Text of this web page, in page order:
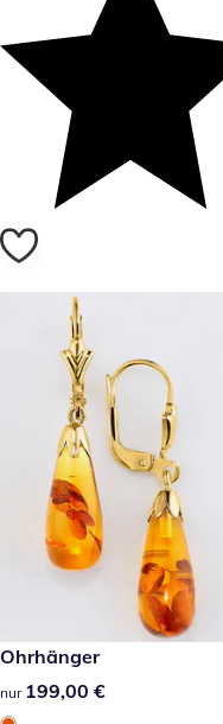
199,00 €
Ohrhänger
199,00 €
nur 199,00 €